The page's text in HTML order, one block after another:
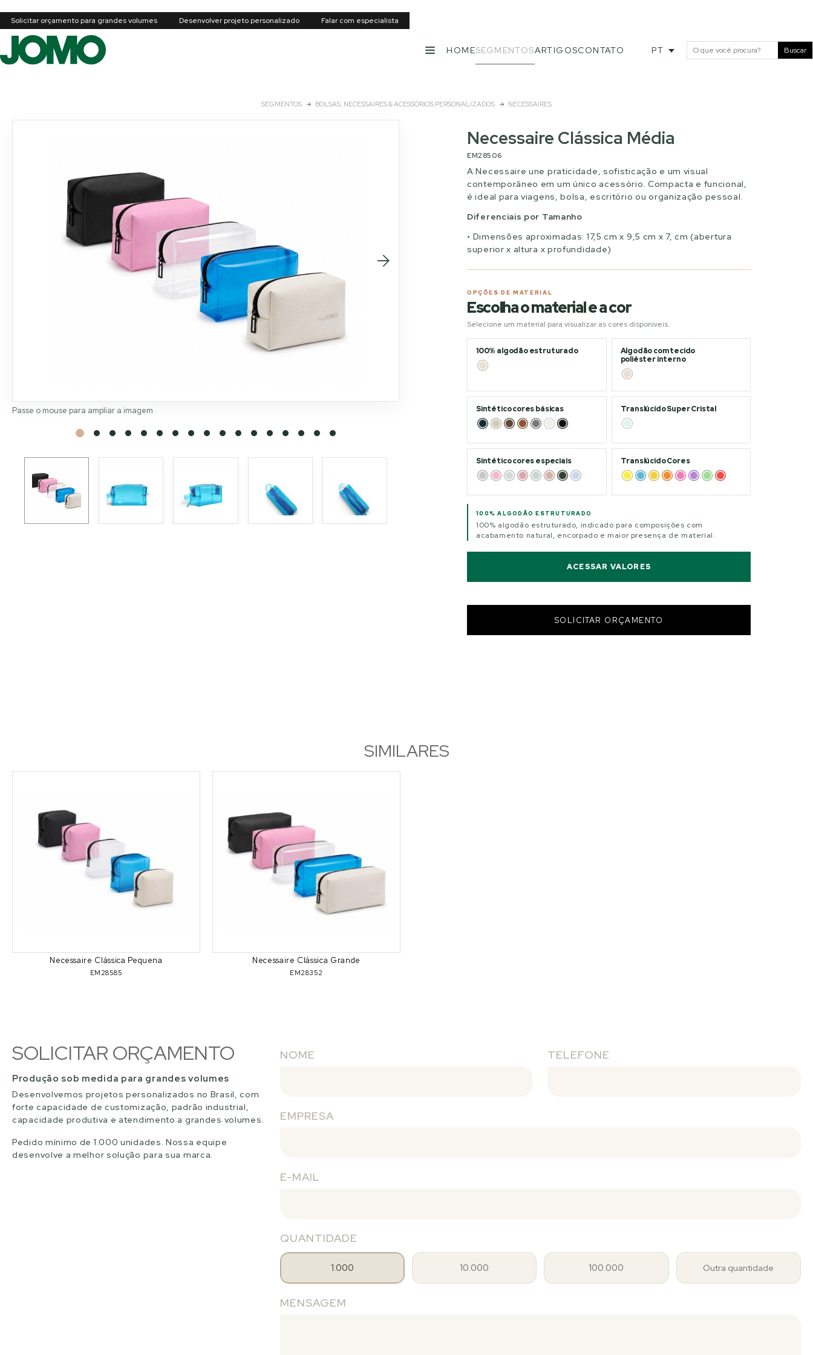
Solicitar orçamento para grandes volumes Desenvolver projeto personalizado Falar com especialista
MENUHOMESEGMENTOSARTIGOSCONTATO PT Buscar
SEGMENTOS BOLSAS, NECESSAIRES & ACESSÓRIOS PERSONALIZADOS NECESSAIRES
Passe o mouse para ampliar a imagem
Necessaire Clássica Média
EM28506
A Necessaire une praticidade, sofisticação e um visual
contemporâneo em um único acessório. Compacta e funcional,
é ideal para viagens, bolsa, escritório ou organização pessoal.
Diferenciais por Tamanho
Dimensões aproximadas: 17,5 cm x 9,5 cm x 7, cm (abertura
superior x altura x profundidade)
OPÇÕES DE MATERIAL
Escolha o material e a cor
Selecione um material para visualizar as cores disponíveis.
100% algodão estruturado
Algodão com tecido
poliéster interno
Sintético cores básicas Translúcido Super Cristal
Sintético cores especiais Translúcido Cores
100% ALGODÃO ESTRUTURADO
100% algodão estruturado, indicado para composições com
acabamento natural, encorpado e maior presença de material.
ACESSAR VALORES
SOLICITAR ORÇAMENTO
SIMILARES
Necessaire Clássica Pequena
EM28585
Necessaire Clássica Grande
EM28352
SOLICITAR ORÇAMENTO
Produção sob medida para grandes volumes
Desenvolvemos projetos personalizados no Brasil, com
forte capacidade de customização, padrão industrial,
capacidade produtiva e atendimento a grandes volumes.
Pedido mínimo de 1.000 unidades. Nossa equipe
desenvolve a melhor solução para sua marca.
NOME TELEFONE
EMPRESA
E-MAIL
QUANTIDADE
1.000 10.000 100.000 Outra quantidade
MENSAGEM